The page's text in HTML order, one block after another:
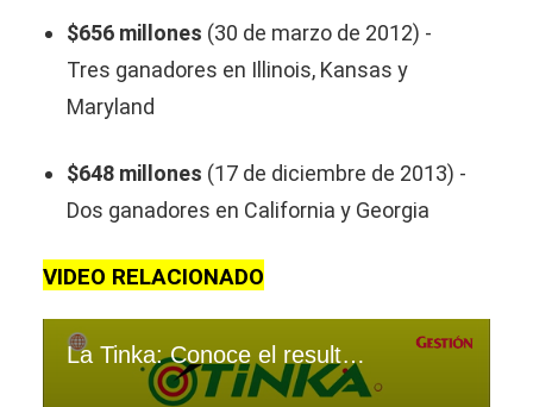
$656 millones (30 de marzo de 2012) -
Tres ganadores en Illinois, Kansas y
Maryland
$648 millones (17 de diciembre de 2013) -
Dos ganadores en California y Georgia
VIDEO RELACIONADO
La Tinka: Conoce el resultado del sorteo del 26/06/24